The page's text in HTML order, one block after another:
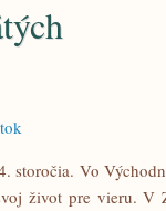
storočia. Vo
život pre vieru. V